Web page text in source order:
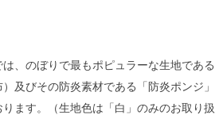
、のぼりで最もポピュラーな生地である
及びその防炎素材である「防炎ポンジ」
ます。（生地色は「白」のみのお取り扱